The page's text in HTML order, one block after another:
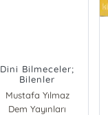
Dini Bilmeceler;
Bilenler
Söylemesin
Mustafa Yılmaz
Dem Yayınları